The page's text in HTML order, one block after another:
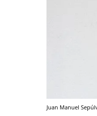
Juan Manuel